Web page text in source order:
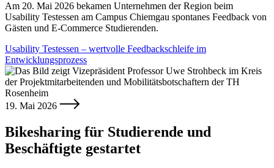
Am 20. Mai 2026 bekamen Unternehmen der Region beim
Usability Testessen am Campus Chiemgau spontanes Feedback von
Gästen und E-Commerce Studierenden.
Usability Testessen – wertvolle Feedbackschleife im
Entwicklungsprozess
19. Mai 2026
Bikesharing für Studierende und
Beschäftigte gestartet